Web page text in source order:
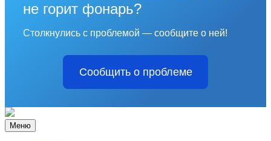
не горит фонарь?
Столкнулись с проблемой — сообщите о ней!
Сообщить о проблеме
Меню